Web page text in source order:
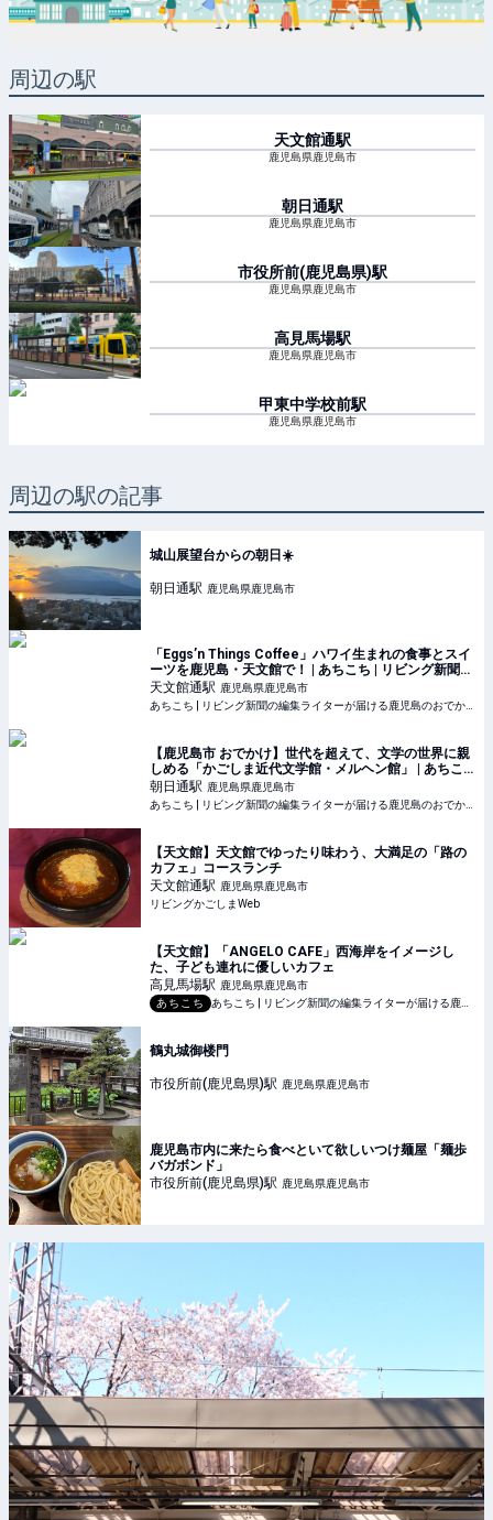
周辺の駅
天文館通駅
鹿児島県鹿児島市
朝日通駅
鹿児島県鹿児島市
市役所前(鹿児島県)駅
鹿児島県鹿児島市
高見馬場駅
鹿児島県鹿児島市
甲東中学校前駅
鹿児島県鹿児島市
周辺の駅の記事
城山展望台からの朝日☀️
朝日通駅 鹿児島県鹿児島市
「Eggs’n Things Coffee」ハワイ生まれの食事とスイ
ーツを鹿児島・天文館で！ | あちこち | リビング新聞の
編集ライターが届ける鹿児島のおでかけ情報
天文館通駅 鹿児島県鹿児島市
【鹿児島市 おでかけ】世代を超えて、文学の世界に親
しめる「かごしま近代文学館・メルヘン館」 | あちこ
ち | リビング新聞の編集ライターが届ける鹿児島のお
でかけ情報
朝日通駅 鹿児島県鹿児島市
【天文館】天文館でゆったり味わう、大満足の「路の
カフェ」コースランチ
天文館通駅 鹿児島県鹿児島市
リビングかごしまWeb
【天文館】「ANGELO CAFE」西海岸をイメージし
た、子ども連れに優しいカフェ
高見馬場駅 鹿児島県鹿児島市
あちこち
鶴丸城御楼門
市役所前(鹿児島県)駅 鹿児島県鹿児島市
鹿児島市内に来たら食べといて欲しいつけ麺屋「麺歩
バガボンド」
市役所前(鹿児島県)駅 鹿児島県鹿児島市